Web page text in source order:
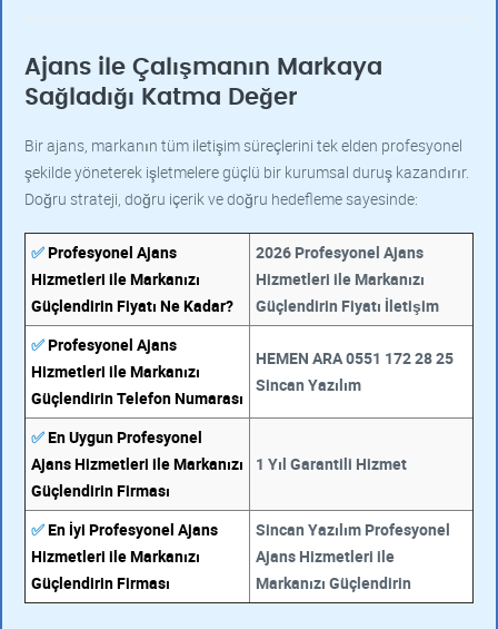
Ajans ile Çalışmanın Markaya
Sağladığı Katma Değer
Bir ajans, markanın tüm iletişim süreçlerini tek elden profesyonel
şekilde yöneterek işletmelere güçlü bir kurumsal duruş kazandırır.
Doğru strateji, doğru içerik ve doğru hedefleme sayesinde:
✅Profesyonel Ajans
Hizmetleri ile Markanızı
Güçlendirin Fiyatı Ne Kadar?
2026 Profesyonel Ajans
Hizmetleri ile Markanızı
Güçlendirin Fiyatı İletişim
✅Profesyonel Ajans
Hizmetleri ile Markanızı
Güçlendirin Telefon Numarası
HEMEN ARA 0551 172 28 25
Sincan Yazılım
✅En Uygun Profesyonel
Ajans Hizmetleri ile Markanızı
Güçlendirin Firması
1 Yıl Garantili Hizmet
✅En İyi Profesyonel Ajans
Hizmetleri ile Markanızı
Güçlendirin Firması
Sincan Yazılım Profesyonel
Ajans Hizmetleri ile
Markanızı Güçlendirin